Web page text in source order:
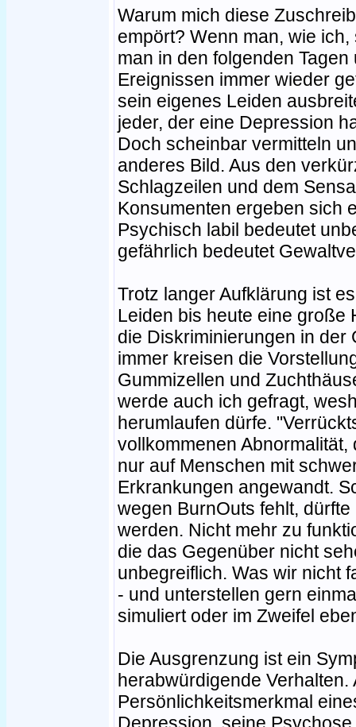
Warum mich diese
empört? Wenn man, wie
man in den folgenden
Ereignissen immer wieder
sein eigenes Leiden
jeder, der eine Depression
Doch scheinbar vermitteln
anderes Bild. Aus den
Schlagzeilen und dem
Konsumenten ergeben sich
Psychisch labil bedeutet
gefährlich bedeutet
Trotz langer Aufklärung ist
Leiden bis heute eine große
die Diskriminierungen in der
immer kreisen die
Gummizellen und
werde auch ich gefragt,
herumlaufen dürfe.
vollkommenen
nur auf Menschen mit
Erkrankungen angewandt.
wegen BurnOuts fehlt,
werden. Nicht mehr zu
die das Gegenüber nicht
unbegreiflich. Was wir nicht
- und unterstellen gern
simuliert oder im Zweifel
Die Ausgrenzung ist ein
herabwürdigende
Persönlichkeitsmerkmal